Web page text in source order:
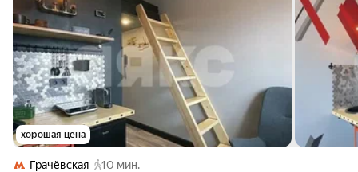
хорошая цена
Грачёвская
10 мин.